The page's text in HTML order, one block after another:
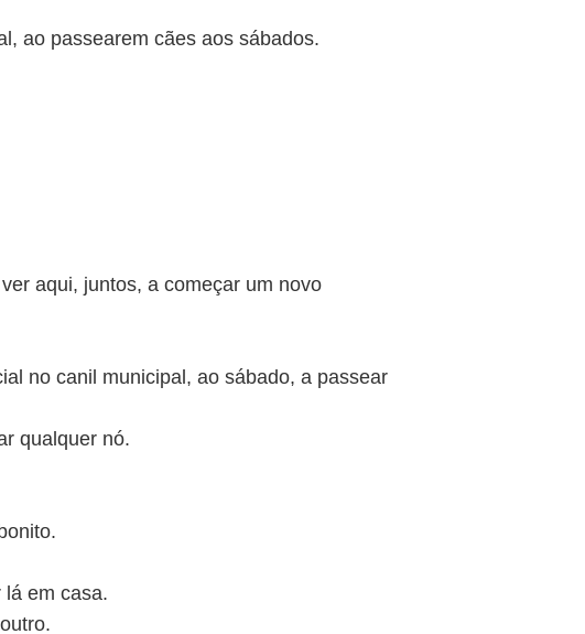
ao passearem cães aos sábados.
aqui, juntos, a começar um novo
no canil municipal, ao sábado, a passear
qualquer nó.
em casa.